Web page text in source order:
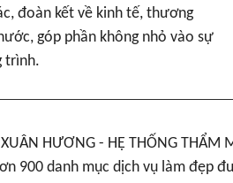
đoàn kết về kinh tế, thương
góp phần không nhỏ vào sự
trình.
HƯƠNG - HỆ THỐNG THẨM
900 danh mục dịch vụ làm đẹp